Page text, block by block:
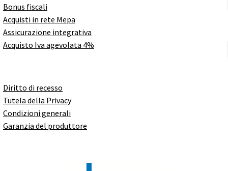
Bonus fiscali
Acquisti in rete Mepa
Assicurazione integrativa
Acquisto Iva agevolata 4%
Diritto di recesso
Tutela della Privacy
Condizioni generali
Garanzia del produttore